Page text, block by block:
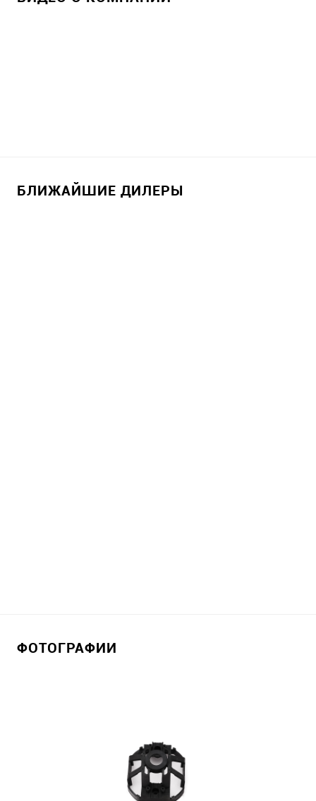
БЛИЖАЙШИЕ ДИЛЕРЫ
ФОТОГРАФИИ